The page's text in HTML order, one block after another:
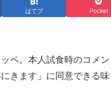
はてブ Pocket
ペ。本人試食時のコメ
きます」に同意できる